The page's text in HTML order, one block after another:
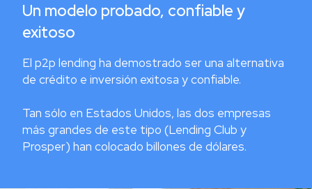
Un modelo probado, confiable y
exitoso
El p2p lending ha demostrado ser una alternativa
de crédito e inversión exitosa y confiable.
Tan sólo en Estados Unidos, las dos empresas
más grandes de este tipo (Lending Club y
Prosper) han colocado billones de dólares.